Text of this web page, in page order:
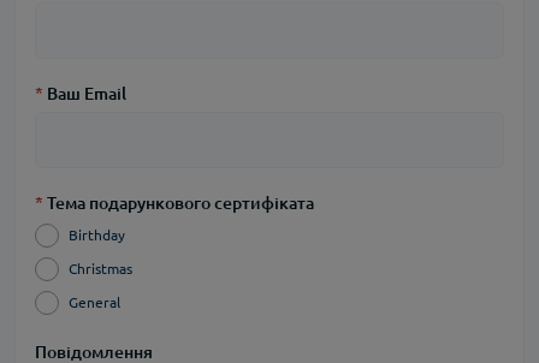
* Ваш Email
* Тема подарункового сертифіката
Birthday
Christmas
General
Повідомлення